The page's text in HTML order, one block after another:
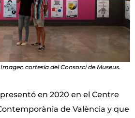
cortesía del Consorci de Museus.
en 2020 en el Centre
de València y que